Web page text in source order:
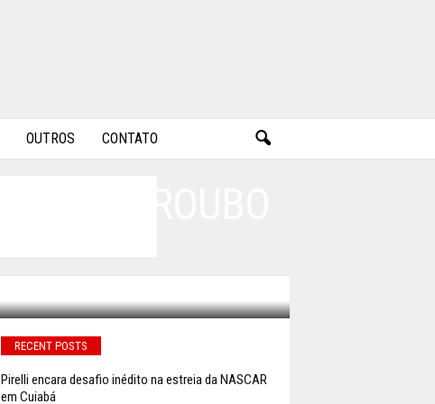
OUTROS CONTATO
RECENT POSTS
Pirelli encara desafio inédito na estreia da NASCAR
em Cuiabá